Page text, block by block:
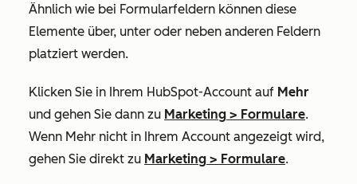
Ähnlich wie bei Formularfeldern können diese
Elemente über, unter oder neben anderen Feldern
platziert werden.
Klicken Sie in Ihrem HubSpot-Account auf Mehr
und gehen Sie dann zu Marketing > Formulare.
Wenn Mehr nicht in Ihrem Account angezeigt wird,
gehen Sie direkt zu Marketing > Formulare.